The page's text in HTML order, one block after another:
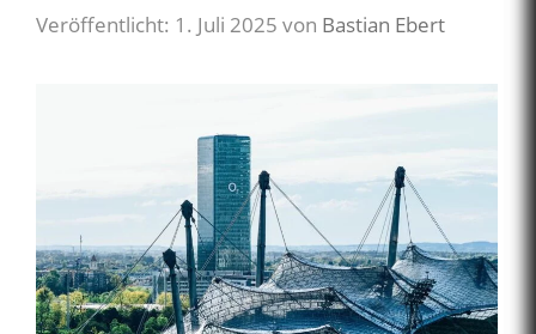
Veröffentlicht: 1. Juli 2025 von Bastian Ebert